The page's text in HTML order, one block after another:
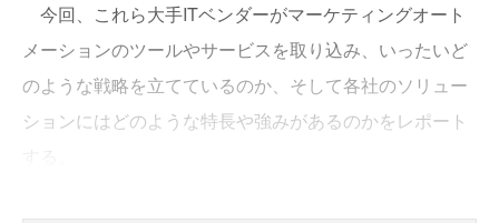
今回、これら大手ITベンダーがマーケティングオート
メーションのツールやサービスを取り込み、いったいど
のような戦略を立てているのか、そして各社のソリュー
ションにはどのような特長や強みがあるのかをレポート